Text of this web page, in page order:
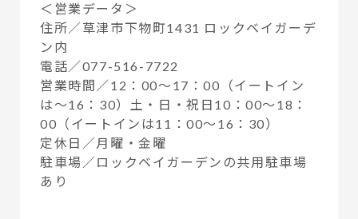
＜営業データ＞
住所／草津市下物町1431 ロックベイガーデ
ン内
電話／077-516-7722
営業時間／12：00～17：00（イートイン
は～16：30）土・日・祝日10：00～18：
00（イートインは11：00～16：30）
定休日／月曜・金曜
駐車場／ロックベイガーデンの共用駐車場
あり